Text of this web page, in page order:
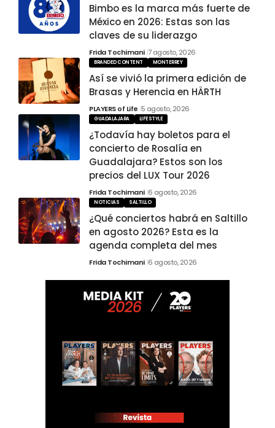
Bimbo es la marca más fuerte de
México en 2026: Estas son las
claves de su liderazgo
Frida Tochimani 7 agosto, 2026
BRANDED CONTENT MONTERREY
Así se vivió la primera edición de
Brasas y Herencia en HÄRTH
PLAYERS of Life 5 agosto, 2026
GUADALAJARA LIFESTYLE
¿Todavía hay boletos para el
concierto de Rosalía en
Guadalajara? Estos son los
precios del LUX Tour 2026
Frida Tochimani 6 agosto, 2026
NOTICIAS SALTILLO
¿Qué conciertos habrá en Saltillo
en agosto 2026? Esta es la
agenda completa del mes
Frida Tochimani 6 agosto, 2026